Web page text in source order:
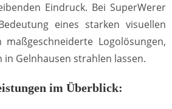
Eindruck. Bei SuperWerer
eines starken visuellen
Logolösungen,
Gelnhausen strahlen lassen.
im Überblick: